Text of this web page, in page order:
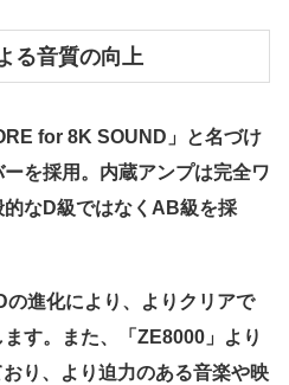
る音質の向上
for 8K SOUND」と名づけ
を採用。内蔵アンプは完全ワ
なD級ではなくAB級を採
進化により、よりクリアで
す。また、「ZE8000」より
り、より迫力のある音楽や映